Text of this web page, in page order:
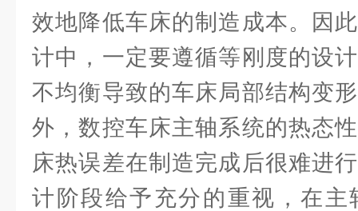
效地降低车床的制造成本。因
计中，一定要遵循等刚度的设
不均衡导致的车床局部结构变
外，数控车床主轴系统的热态
床热误差在制造完成后很难进
计阶段给予充分的重视，在主